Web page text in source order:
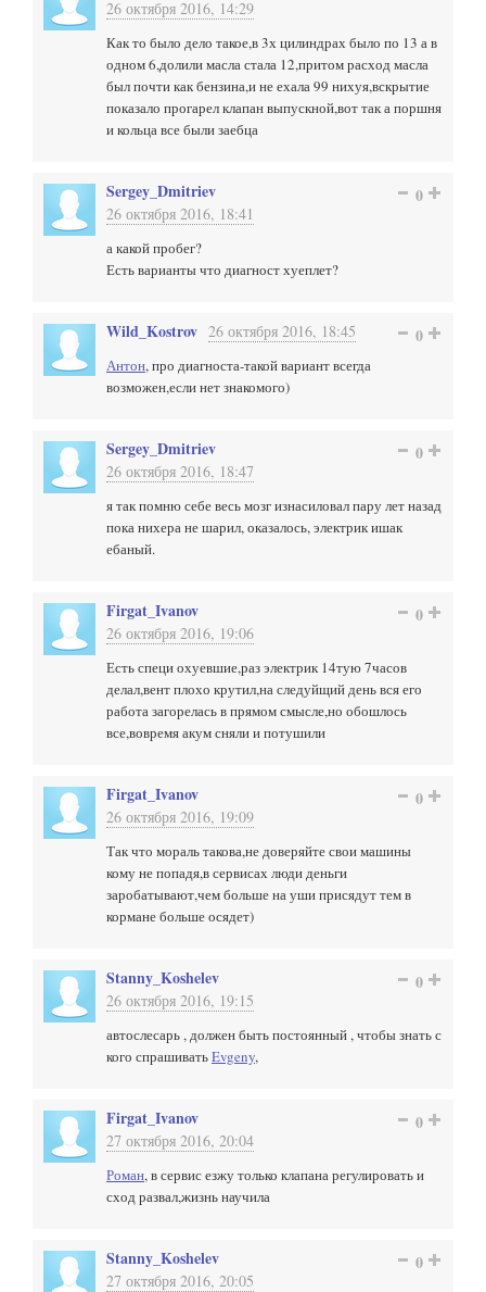
26 октября 2016, 14:29
Как то было дело такое,в 3х цилиндрах было по 13 а в
одном 6,долили масла стала 12,притом расход масла
был почти как бензина,и не ехала 99 нихуя,вскрытие
показало прогарел клапан выпускной,вот так а поршня
и кольца все были заебца
Sergey_Dmitriev
26 октября 2016, 18:41
0
а какой пробег?
Есть варианты что диагност хуеплет?
Wild_Kostrov 26 октября 2016, 18:45 0
Антон, про диагноста-такой вариант всегда
возможен,если нет знакомого)
Sergey_Dmitriev
26 октября 2016, 18:47
0
я так помню себе весь мозг изнасиловал пару лет назад
пока нихера не шарил, оказалось, электрик ишак
ебаный.
Firgat_Ivanov
26 октября 2016, 19:06
0
Есть специ охуевшие,раз электрик 14тую 7часов
делал,вент плохо крутил,на следуйщий день вся его
работа загорелась в прямом смысле,но обошлось
все,вовремя акум сняли и потушили
Firgat_Ivanov
26 октября 2016, 19:09
0
Так что мораль такова,не доверяйте свои машины
кому не попадя,в сервисах люди деньги
заробатывают,чем больше на уши присядут тем в
кормане больше осядет)
Stanny_Koshelev
26 октября 2016, 19:15
0
автослесарь , должен быть постоянный , чтобы знать с
кого спрашиватьEvgeny,
Firgat_Ivanov
27 октября 2016, 20:04
0
Роман, в сервис езжу только клапана регулировать и
сход развал,жизнь научила
Stanny_Koshelev
27 октября 2016, 20:05
0